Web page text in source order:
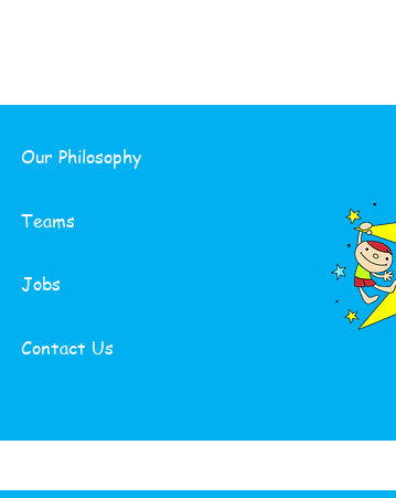
Our Philosophy
Teams
Jobs
Contact Us